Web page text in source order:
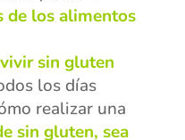
de los alimentos
vivir sin gluten
los días
realizar una
sin gluten, sea